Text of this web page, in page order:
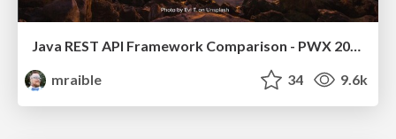
Java REST API Framework Comparison - PWX 2021
mraible
34 9.6k